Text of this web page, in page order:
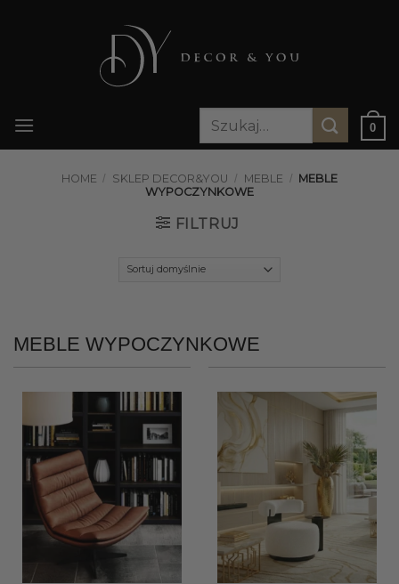
Szukaj:
0
HOME / SKLEP DECOR&YOU / MEBLE / MEBLE
WYPOCZYNKOWE
FILTRUJ
MEBLE WYPOCZYNKOWE